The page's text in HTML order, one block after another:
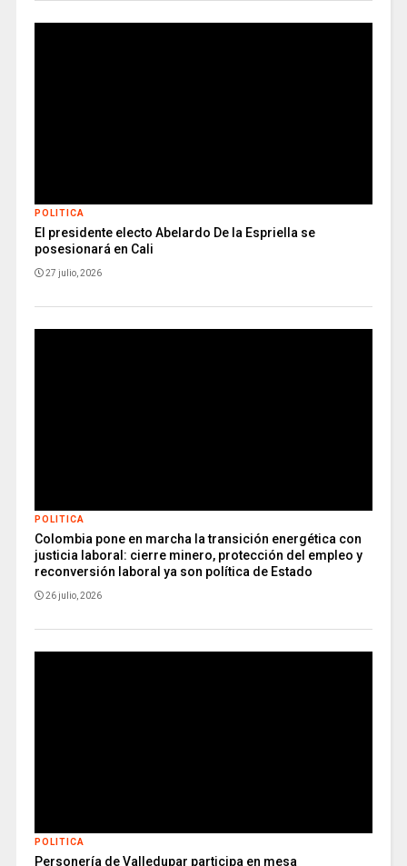
POLITICA
El presidente electo Abelardo De la Espriella se
posesionará en Cali
27 julio, 2026
POLITICA
Colombia pone en marcha la transición energética con
justicia laboral: cierre minero, protección del empleo y
reconversión laboral ya son política de Estado
26 julio, 2026
POLITICA
Personería de Valledupar participa en mesa